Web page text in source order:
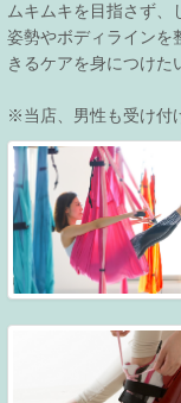
ムキムキを目指さず、
姿勢やボディラインを
きるケアを身につけた
※当店、男性も受け付